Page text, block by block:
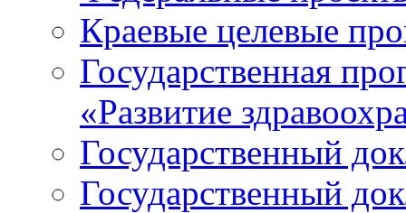
Краевые целевые
Государственная
«Развитие
Государственный
Государственный